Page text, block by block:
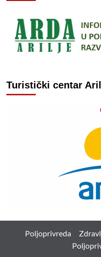
Turistički centar
Poljoprivreda